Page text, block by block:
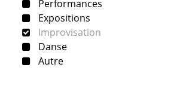
Performances
Expositions
Improvisation
Danse
Autre